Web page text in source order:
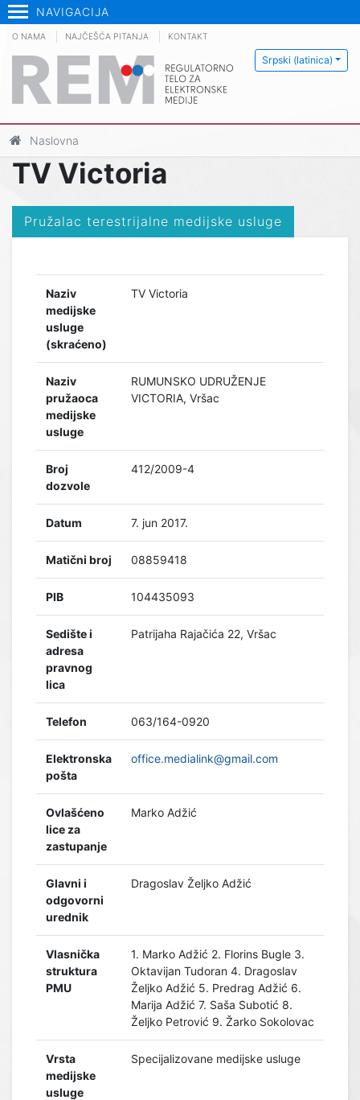
NAVIGACIJA
Srpski (latinica)
O NAMA NAJČEŠĆA PITANJA KONTAKT
Naslovna
TV Victoria
Pružalac terestrijalne medijske usluge
Naziv
medijske
usluge
(skraćeno)
TV Victoria
Naziv
pružaoca
medijske
usluge
RUMUNSKO UDRUŽENJE
VICTORIA, Vršac
Broj
dozvole
412/2009-4
Datum 7. jun 2017.
Matični broj 08859418
PIB 104435093
Sedište i
adresa
pravnog
lica
Patrijaha Rajačića 22, Vršac
Telefon 063/164-0920
Elektronska
pošta
office.medialink@gmail.com
Ovlašćeno
lice za
zastupanje
Marko Adžić
Glavni i
odgovorni
urednik
Dragoslav Željko Adžić
Vlasnička
struktura
PMU
1. Marko Adžić 2. Florins Bugle 3.
Oktavijan Tudoran 4. Dragoslav
Željko Adžić 5. Predrag Adžić 6.
Marija Adžić 7. Saša Subotić 8.
Željko Petrović 9. Žarko Sokolovac
Vrsta
medijske
usluge
Specijalizovane medijske usluge